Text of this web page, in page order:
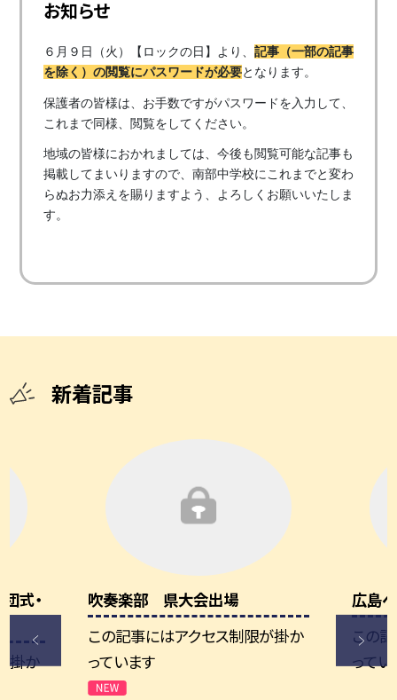
お知らせ
６月９日（火）【ロックの日】より、 記事（一部の記事
を除く）の閲覧にパスワードが必要となります。
保護者の皆様は、お手数ですがパスワードを入力して、
これまで同様、閲覧をしてください。
地域の皆様におかれましては、今後も閲覧可能な記事も
掲載してまいりますので、南部中学校にこれまでと変わ
らぬお力添えを賜りますよう、よろしくお願いいたしま
す。
新着記事
式・
掛か
吹奏楽部 県大会出場
この記事にはアクセス制限が掛か
っています
広島
この
ってい